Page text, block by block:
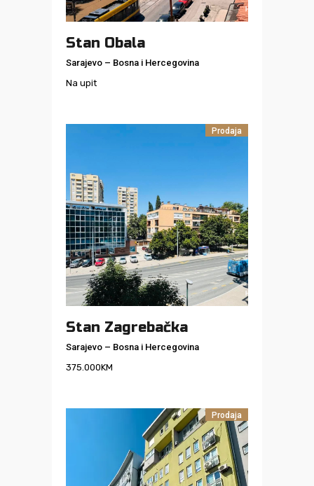
Stan Obala
Sarajevo – Bosna i Hercegovina
Na upit
Prodaja
Stan Zagrebačka
Sarajevo – Bosna i Hercegovina
375.000KM
Prodaja